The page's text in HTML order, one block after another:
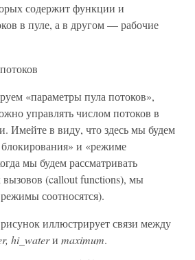
содержит функции и
в пуле, а в другом — рабочие
«параметры пула потоков»,
управлять числом потоков в
Имейте в виду, что здесь мы будем
и «режиме
мы будем рассматривать
(callout functions), мы
соотносятся).
иллюстрирует связи между
hi_waterи maximum.